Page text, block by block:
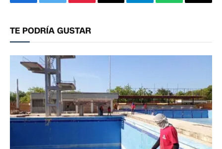
TE PODRÍA GUSTAR